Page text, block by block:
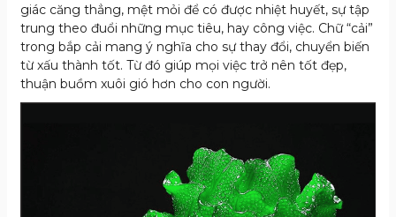
giác căng thẳng, mệt mỏi để có được nhiệt huyết, sự tập
trung theo đuổi những mục tiêu, hay công việc. Chữ “cải”
trong bắp cải mang ý nghĩa cho sự thay đổi, chuyển biến
từ xấu thành tốt. Từ đó giúp mọi việc trở nên tốt đẹp,
thuận buồm xuôi gió hơn cho con người.